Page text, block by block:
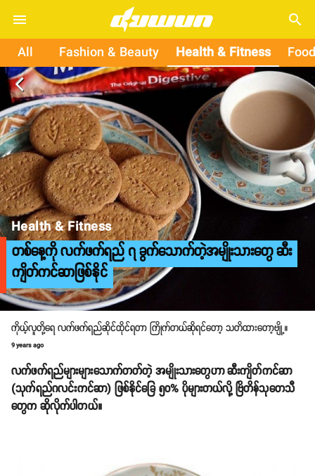
search
All Fashion & Beauty Health & Fitness
arrow_back_ios
Health & Fitness
တစ်နေ့ကို လက်ဖက်ရည် ၇ ခွက်သောက်တဲ့အမျိုးသားတွေ ဆီး
ကျိတ်ကင်ဆာဖြစ်နိုင်
ကိုယ့်လူတို့ရေ လက်ဖက်ရည်ဆိုင်ထိုင်ရတာ ကြိုက်တယ်ဆိုရင်တော့ သတိထားတော့ဗျို့။
9 years ago
လက်ဖက်ရည်များများသောက်တတ်တဲ့ အမျိုးသားတွေဟာ ဆီးကျိတ်ကင်ဆာ
(သုက်ရည်ဂလင်းကင်ဆာ) ဖြစ်နိုင်ခြေ ၅၀% ပိုများတယ်လို့ ဗြိတိန်သုတေသီ
တွေက ဆိုလိုက်ပါတယ်။